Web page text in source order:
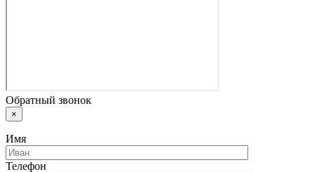
Обратный звонок
×
Имя
Телефон